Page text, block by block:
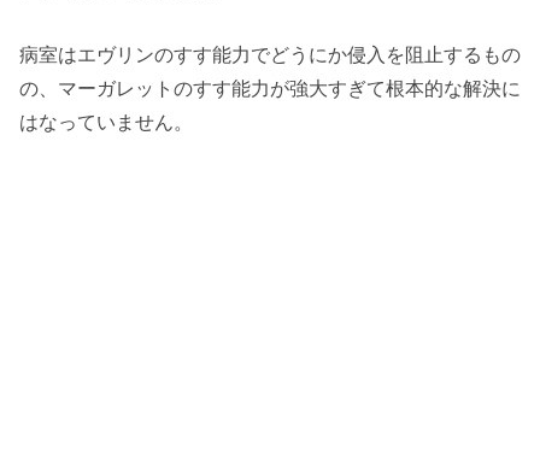
病室はエヴリンのすす能力でどうにか侵入を阻止するもの
の、マーガレットのすす能力が強大すぎて根本的な解決に
はなっていません。